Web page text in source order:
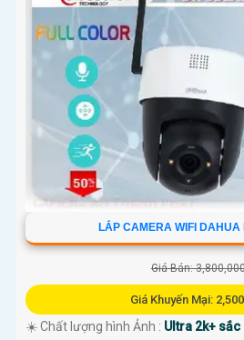
sách của mình.
Hy vọng những thông tin trên sẽ giúp bạn
Camera wifi 360 và giải pháp phù hợp cho
cần thêm thông tin hoặc hỏi về sản phẩm
câu hỏi Cung cấp cho công trình biết.
LẮP CAMERA WIFI DAHUA
Giá Bán:
Giá Khuyến Mại:
☀️ Chất lượng hình Ảnh : Ultra 2k+ sắc